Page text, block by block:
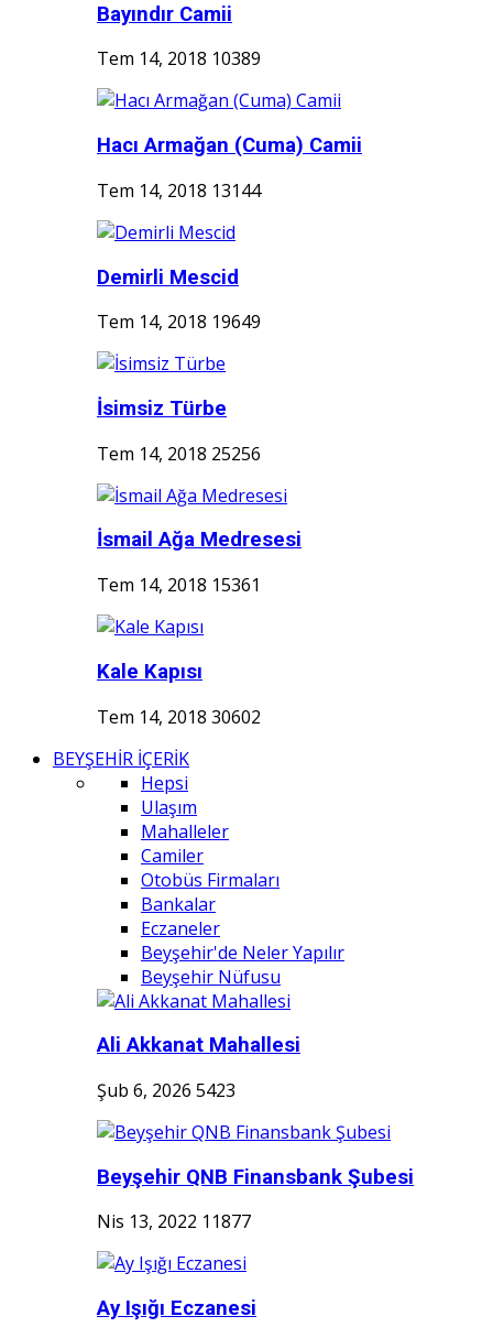
Bayındır Camii
Tem 14, 2018 10389
Hacı Armağan (Cuma) Camii
Tem 14, 2018 13144
Demirli Mescid
Tem 14, 2018 19649
İsimsiz Türbe
Tem 14, 2018 25256
İsmail Ağa Medresesi
Tem 14, 2018 15361
Kale Kapısı
Tem 14, 2018 30602
BEYŞEHİR İÇERİK
Hepsi
Ulaşım
Mahalleler
Camiler
Otobüs Firmaları
Bankalar
Eczaneler
Beyşehir'de Neler Yapılır
Beyşehir Nüfusu
Ali Akkanat Mahallesi
Şub 6, 2026 5423
Beyşehir QNB Finansbank Şubesi
Nis 13, 2022 11877
Ay Işığı Eczanesi